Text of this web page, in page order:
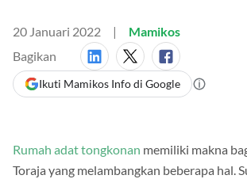
20 Januari 2022
Mamikos
Bagikan
Ikuti Mamikos Info di Google
Rumah adat tongkonan memiliki makna
Toraja yang melambangkan beberapa hal.